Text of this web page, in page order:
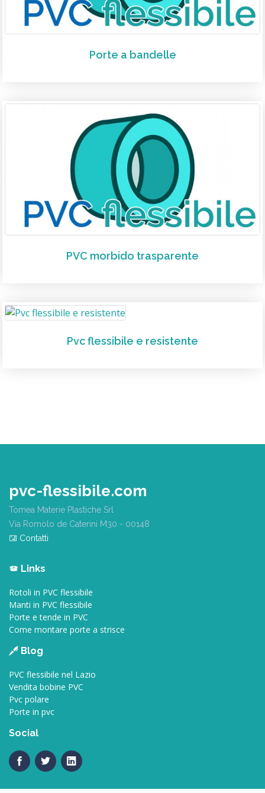
Porte a bandelle
PVC morbido trasparente
Pvc flessibile e resistente
pvc-flessibile.com
Tomea Materie Plastiche Srl
Via Romolo de Caterini M30 - 00148
Contatti
Links
Rotoli in PVC flessibile
Manti in PVC flessibile
Porte e tende in PVC
Come montare porte a strisce
Blog
PVC flessibile nel Lazio
Vendita bobine PVC
Pvc polare
Porte in pvc
Social